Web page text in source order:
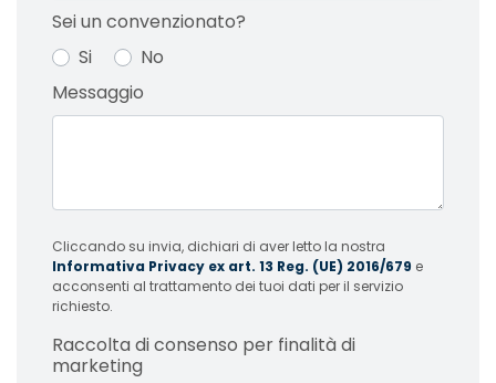
Sei un convenzionato?
Si
No
Messaggio
Cliccando su invia, dichiari di aver letto la nostra
Informativa Privacy ex art. 13 Reg. (UE) 2016/679 e
acconsenti al trattamento dei tuoi dati per il servizio
richiesto.
Raccolta di consenso per finalità di
marketing